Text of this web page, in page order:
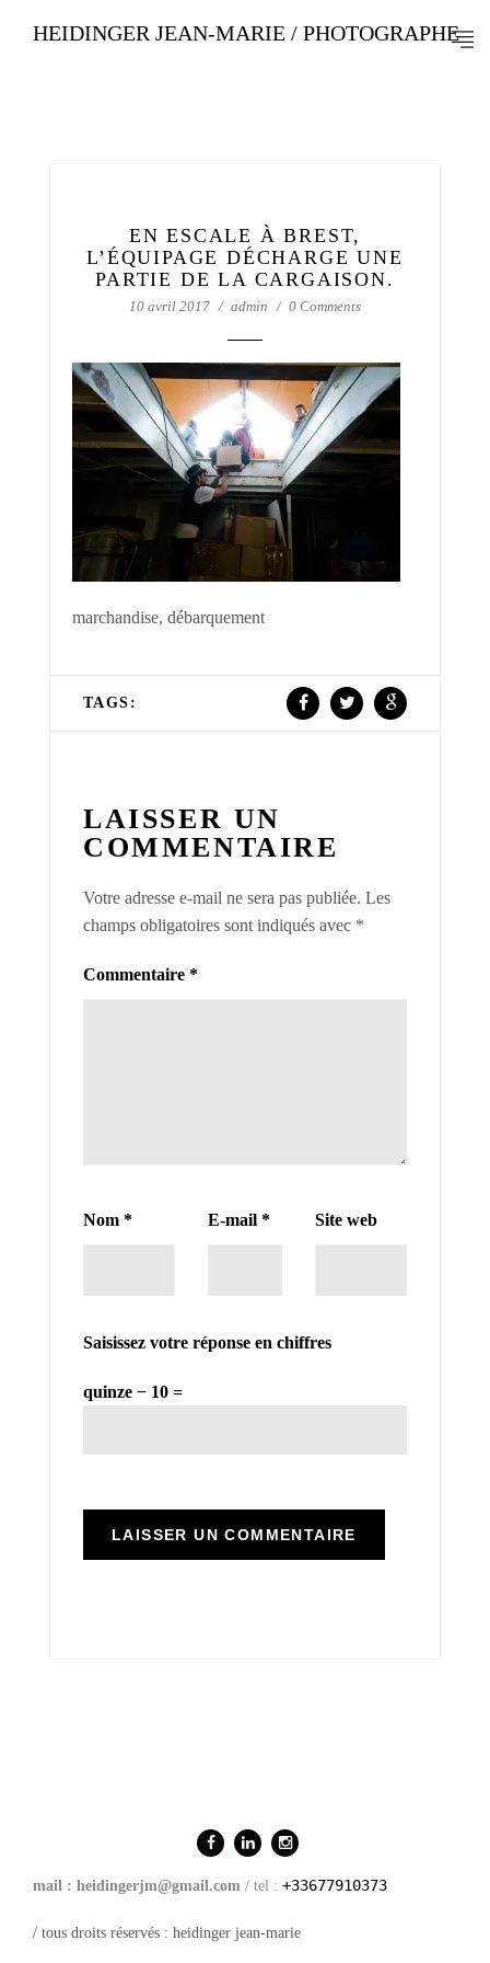
HEIDINGER JEAN-MARIE / PHOTOGRAPHE
EN ESCALE À BREST,
L’ÉQUIPAGE DÉCHARGE UNE
PARTIE DE LA CARGAISON.
10 avril 2017 admin 0 Comments
marchandise, débarquement
TAGS:
LAISSER UN
COMMENTAIRE
Votre adresse e-mail ne sera pas publiée. Les
champs obligatoires sont indiqués avec *
Commentaire *
Nom * E-mail * Site web
Saisissez votre réponse en chiffres
quinze − 10 =
mail : heidingerjm@gmail.com / tel : +33677910373
/ tous droits réservés : heidinger jean-marie